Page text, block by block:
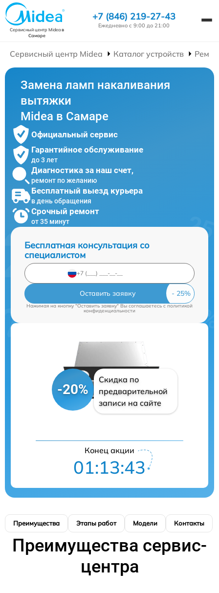
Сервисный центр Mideaв
Самаре
+7 (846) 219-27-43
Ежедневно с 9:00 до 21:00
Сервисный центр Midea Каталог устройств
Замена ламп накаливания
вытяжки
Midea в Самаре
Официальный сервис
Гарантийное обслуживание
до 3 лет
Диагностика за наш счет,
ремонт по желанию
Бесплатный выезд курьера
в день обращения
Срочный ремонт
от 35 минут
Бесплатная консультация со
специалистом
Оставить заявку
Нажимая на кнопку "Оставить заявку" Вы соглашаетесь cполитикой
конфиденциальности
-20%
Скидка по
предварительной
записи на сайте
Конец акции
01:13:42
Преимущества Этапы работ Модели Контакты
Преимущества сервис-
центра